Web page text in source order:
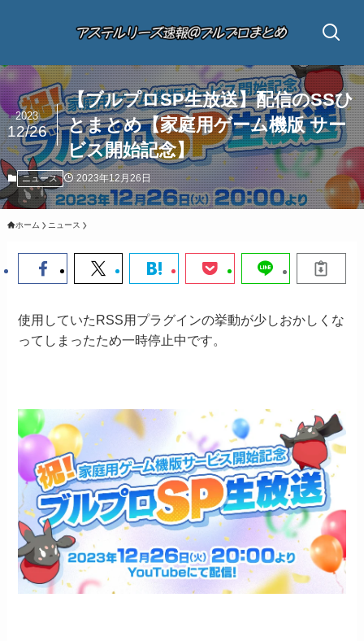
【ブルプロSP生放送】配信のSSひ
とまとめ【家庭用ゲーム機版 サー
ビス開始記念】
2023
12/26
ニュース 2023年12月26日
ホーム ニュース
使用していたRSS用プラグインの挙動が少しおかしくな
ってしまったため一時停止中です。